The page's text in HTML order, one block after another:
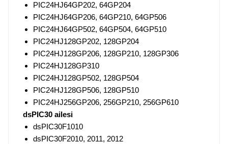
PIC24HJ64GP202, 64GP204
PIC24HJ64GP206, 64GP210, 64GP506
PIC24HJ64GP502, 64GP504, 64GP510
PIC24HJ128GP202, 128GP204
PIC24HJ128GP206, 128GP210, 128GP306
PIC24HJ128GP310
PIC24HJ128GP502, 128GP504
PIC24HJ128GP506, 128GP510
PIC24HJ256GP206, 256GP210, 256GP610
dsPIC30 ailesi
dsPIC30F1010
dsPIC30F2010, 2011, 2012